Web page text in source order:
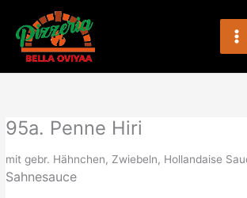
Inhalt
springen
95a. Penne Hiri
mit gebr. Hähnchen, Zwiebeln, Hollandaise
Sahnesauce